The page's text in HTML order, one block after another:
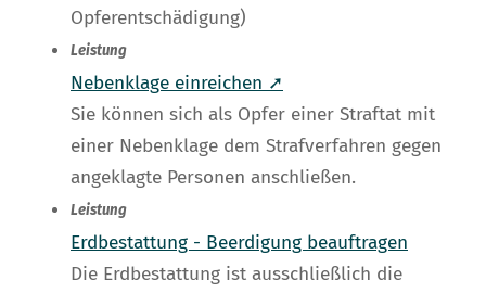
Opferentschädigung)
Leistung
Nebenklage einreichen ➚
Sie können sich als Opfer einer Straftat mit
einer Nebenklage dem Strafverfahren gegen
angeklagte Personen anschließen.
Leistung
Erdbestattung - Beerdigung beauftragen
Die Erdbestattung ist ausschließlich die